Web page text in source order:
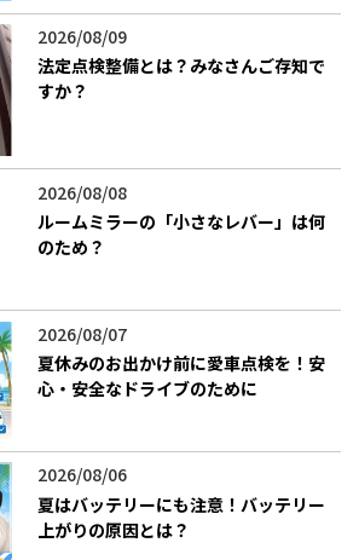
2026/08/09
法定点検整備とは？みなさんご存知で
すか？
2026/08/08
ルームミラーの「小さなレバー」は何
のため？
2026/08/07
夏休みのお出かけ前に愛車点検を！安
心・安全なドライブのために
2026/08/06
夏はバッテリーにも注意！バッテリー
上がりの原因とは？